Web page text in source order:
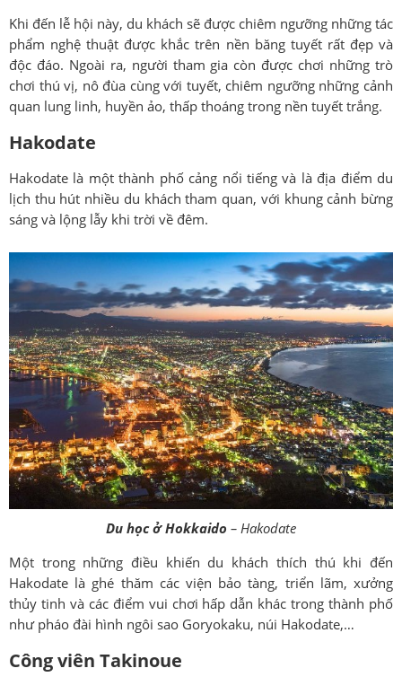
Khi đến lễ hội này, du khách sẽ được chiêm ngưỡng những tác
phẩm nghệ thuật được khắc trên nền băng tuyết rất đẹp và
độc đáo. Ngoài ra, người tham gia còn được chơi những trò
chơi thú vị, nô đùa cùng với tuyết, chiêm ngưỡng những cảnh
quan lung linh, huyền ảo, thấp thoáng trong nền tuyết trắng.
Hakodate
Hakodate là một thành phố cảng nổi tiếng và là địa điểm du
lịch thu hút nhiều du khách tham quan, với khung cảnh bừng
sáng và lộng lẫy khi trời về đêm.
Du học ở Hokkaido – Hakodate
Một trong những điều khiến du khách thích thú khi đến
Hakodate là ghé thăm các viện bảo tàng, triển lãm, xưởng
thủy tinh và các điểm vui chơi hấp dẫn khác trong thành phố
như pháo đài hình ngôi sao Goryokaku, núi Hakodate,…
Công viên Takinoue